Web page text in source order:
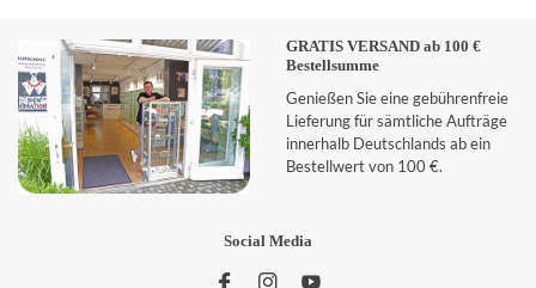
GRATIS VERSAND ab 100 €
Bestellsumme
Genießen Sie eine gebührenfreie
Lieferung für sämtliche Aufträge
innerhalb Deutschlands ab ein
Bestellwert von 100 €.
Social Media